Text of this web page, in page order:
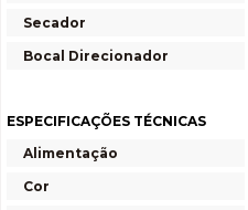
Secador
Bocal Direcionador
ESPECIFICAÇÕES TÉCNICAS
Alimentação
Cor